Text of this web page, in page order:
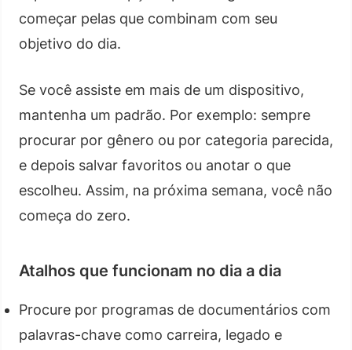
começar pelas que combinam com seu
objetivo do dia.
Se você assiste em mais de um dispositivo,
mantenha um padrão. Por exemplo: sempre
procurar por gênero ou por categoria parecida,
e depois salvar favoritos ou anotar o que
escolheu. Assim, na próxima semana, você não
começa do zero.
Atalhos que funcionam no dia a dia
Procure por programas de documentários com
palavras-chave como carreira, legado e